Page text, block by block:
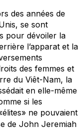
des années de
se sont
pour dévoiler la
l’apparat et la
des femmes et
du Viêt-Nam, la
en elle-même
si les
ne pouvaient
de John Jeremiah